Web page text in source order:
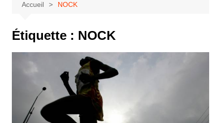
Accueil NOCK
Étiquette : NOCK